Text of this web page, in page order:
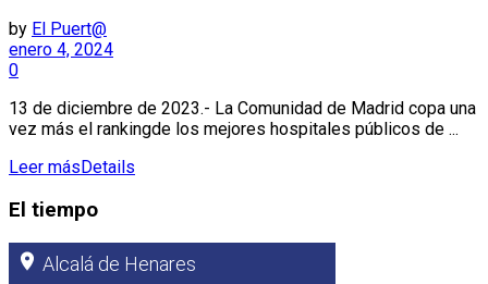
by El Puert@
enero 4, 2024
0
13 de diciembre de 2023.- La Comunidad de Madrid copa una
vez más el rankingde los mejores hospitales públicos de ...
Leer más Details
El tiempo